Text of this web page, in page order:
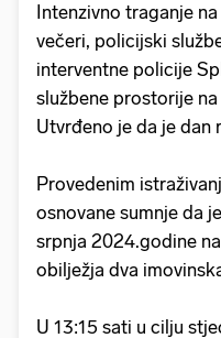
Intenzivno traganje
večeri, policijski
interventne policije
službene prostorije
Utvrđeno je da je dan
Provedenim
osnovane sumnje da
srpnja 2024.godine
obilježja dva
U 13:15 sati u cilju